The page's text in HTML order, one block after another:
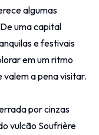
algumas
uma capital
e festivais
em um ritmo
valem a pena visitar.
por cinzas
vulcão Soufrière